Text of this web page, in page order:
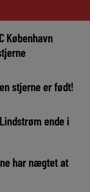
København
stjerne er født!
ende i
har nægtet at